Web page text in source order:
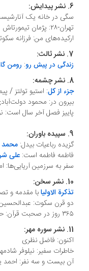
6. نشر پیدایش:
سگی در خانه یک
تهران-۲۸: پژمان تیمورتاش
ارکیده‌های من: فرزانه
7. نشر ثالث:
زندگیدر پیش رو: رومن
8. نشر چشمه:
جزء از کل: استیو تولتز /
بیرون در: محمود
پاییز فصل آخر سال
9. سپیده باوران:
گزیده رباعیات بیدل: محمد
فاطمه فاطمه است:علی
سفر به سرزمین آریایی‌ها:
10. نشر سخن:
تذکرة الاولیابا مقدمه و
دو قرن سکوت:
٣٦٥ روز در صحبت قرآن: حسین الهی قمشه‌ای
11. نشر سوره مهر:
اکنون: فاضل نظری
خاطرات سفیر: نیلوفر
آن بیست و سه نفر: احمد